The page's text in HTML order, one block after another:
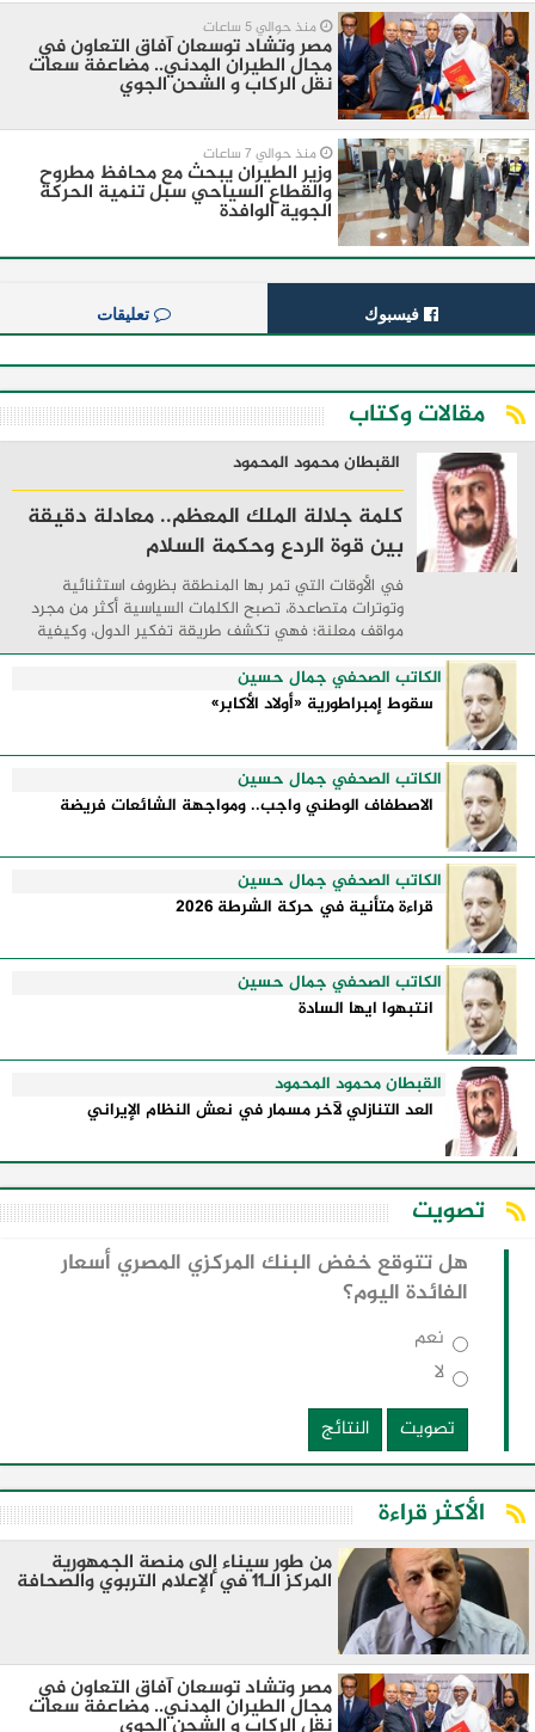
منذ حوالي 5 ساعات
مصر وتشاد توسعان آفاق التعاون في
مجال الطيران المدني.. مضاعفة سعات
نقل الركاب و الشحن الجوي
منذ حوالي 7 ساعات
وزير الطيران يبحث مع محافظ مطروح
والقطاع السياحي سبل تنمية الحركة
الجوية الوافدة
فيسبوك تعليقات
مقالات وكتاب
القبطان محمود المحمود
كلمة جلالة الملك المعظم.. معادلة دقيقة
بين قوة الردع وحكمة السلام
في الأوقات التي تمر بها المنطقة بظروف استثنائية
وتوترات متصاعدة، تصبح الكلمات السياسية أكثر من مجرد
مواقف معلنة؛ فهي تكشف طريقة تفكير الدول، وكيفية
إدارتها للأزمات، والحدود التي تفصل بين القوة ...
الكاتب الصحفي جمال حسين
سقوط إمبراطورية «أولاد الأكابر»
الكاتب الصحفي جمال حسين
الاصطفاف الوطني واجب.. ومواجهة الشائعات فريضة
الكاتب الصحفي جمال حسين
قراءة متأنية في حركة الشرطة 2026
الكاتب الصحفي جمال حسين
انتبهوا ايها السادة
القبطان محمود المحمود
العد التنازلي لآخر مسمار في نعش النظام الإيراني
تصويت
هل تتوقع خفض البنك المركزي المصري أسعار
الفائدة اليوم؟
نعم
لا
تصويت
النتائج
الأكثر قراءة
من طور سيناء إلى منصة الجمهورية
المركز الـ11 في الإعلام التربوي والصحافة
مصر وتشاد توسعان آفاق التعاون في
مجال الطيران المدني.. مضاعفة سعات